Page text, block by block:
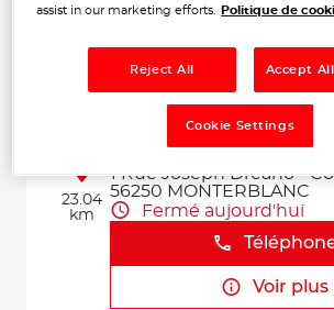
23.04
km
LG MECA
1 Rue Joseph Dreano -
56250 MONTERBLANC
Fermé aujourd'hui
Voir plus
assist in our marketing efforts.
Politique de
Reject All Accept
Cookie Settings